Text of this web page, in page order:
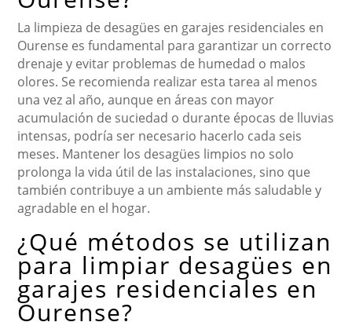
La limpieza de desagües en garajes residenciales en
Ourense es fundamental para garantizar un correcto
drenaje y evitar problemas de humedad o malos
olores. Se recomienda realizar esta tarea al menos
una vez al año, aunque en áreas con mayor
acumulación de suciedad o durante épocas de lluvias
intensas, podría ser necesario hacerlo cada seis
meses. Mantener los desagües limpios no solo
prolonga la vida útil de las instalaciones, sino que
también contribuye a un ambiente más saludable y
agradable en el hogar.
¿Qué métodos se utilizan
para limpiar desagües en
garajes residenciales en
Ourense?